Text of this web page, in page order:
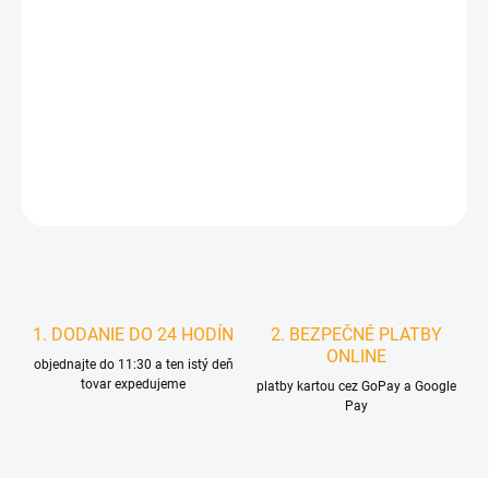
1. DODANIE DO 24 HODÍN
objednajte do 11:30 a ten istý deň
tovar expedujeme
2. BEZPEČNÉ PLATBY
ONLINE
platby kartou cez GoPay a Google
Pay